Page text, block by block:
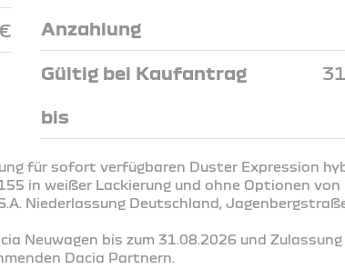
Anzahlung
Gültig bei Kaufantrag
bis
für sofort verfügbaren Duster Expression
in weißer Lackierung und ohne Optionen von
Niederlassung Deutschland,
Neuwagen bis zum 31.08.2026 und Zulassung
Dacia Partnern.